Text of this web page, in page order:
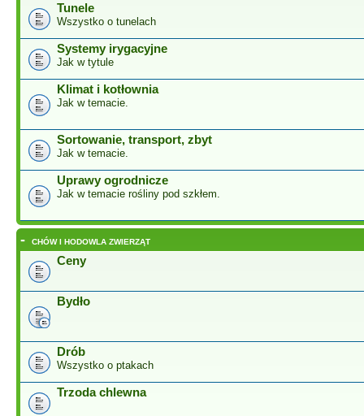
Tunele
Wszystko o tunelach
Systemy irygacyjne
Jak w tytule
Klimat i kotłownia
Jak w temacie.
Sortowanie, transport, zbyt
Jak w temacie.
Uprawy ogrodnicze
Jak w temacie rośliny pod szkłem.
- CHÓW I HODOWLA ZWIERZĄT
Ceny
Bydło
Drób
Wszystko o ptakach
Trzoda chlewna